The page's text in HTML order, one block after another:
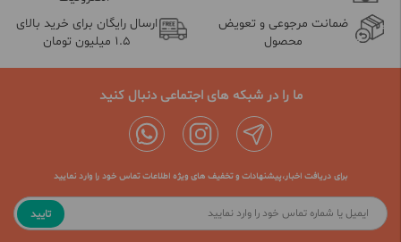
ضمانت مرجوعی و تعویض
محصول
ارسال رایگان برای خرید بالای
1.5 میلیون تومان
ما را در شبکه های اجتماعی دنبال کنید
برای دریافت اخبار،پیشنهادات و تخفیف های ویژه اطلاعات تماس خود را وارد نمایید
تایید